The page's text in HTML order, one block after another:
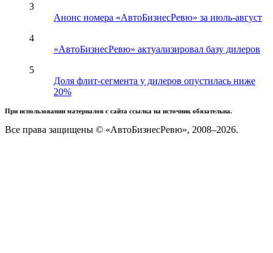
3
Анонс номера «АвтоБизнесРевю» за июль-август
4
«АвтоБизнесРевю» актуализировал базу дилеров
5
Доля флит-сегмента у дилеров опустилась ниже
20%
При использовании материалов с сайта ссылка на источник обязательна.
Все права защищены © «АвтоБизнесРевю», 2008–2026.